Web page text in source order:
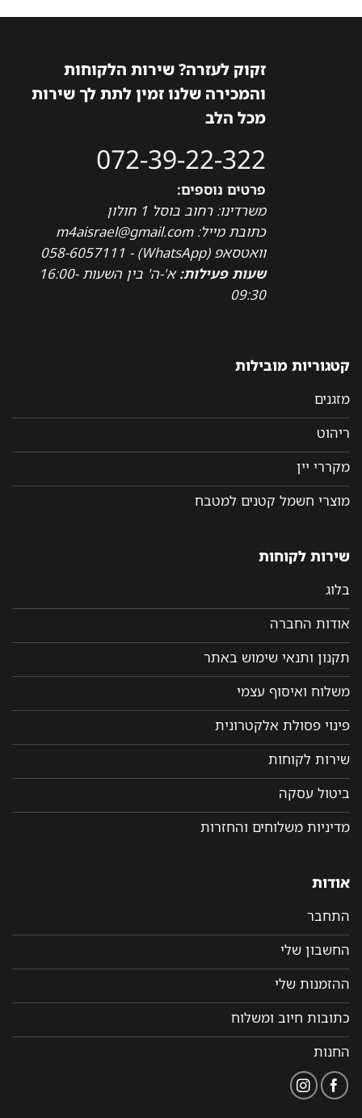
זקוק לעזרה? שירות הלקוחות
והמכירה שלנו זמין לתת לך שירות
מכל הלב
072-39-22-322
פרטים נוספים:
משרדינו: רחוב בוסל 1 חולון
כתובת מייל: m4aisrael@gmail.com
וואטסאפ (WhatsApp) - 058-6057111
שעות פעילות:
א'-ה' בין השעות 16:00-
09:30
קטגוריות מובילות
מזגנים
ריהוט
מקררי יין
מוצרי חשמל קטנים למטבח
שירות לקוחות
בלוג
אודות החברה
תקנון ותנאי שימוש באתר
משלוח ואיסוף עצמי
פינוי פסולת אלקטרונית
שירות לקוחות
ביטול עסקה
מדיניות משלוחים והחזרות
אודות
התחבר
החשבון שלי
ההזמנות שלי
כתובות חיוב ומשלוח
החנות